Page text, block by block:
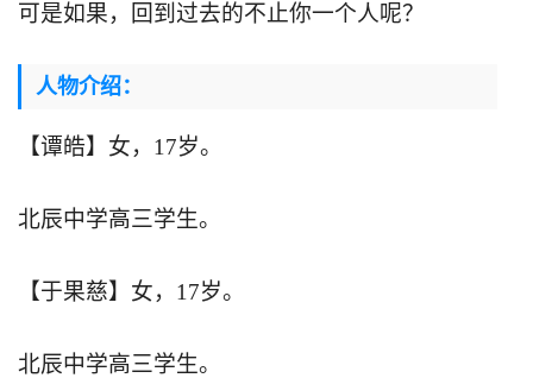
可是如果，回到过去的不止你一个人呢？
人物介绍：
【谭皓】女，17岁。
北辰中学高三学生。
【于果慈】女，17岁。
北辰中学高三学生。